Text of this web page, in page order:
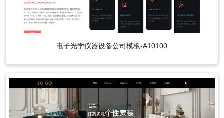
电子光学仪器设备公司模板-A10100